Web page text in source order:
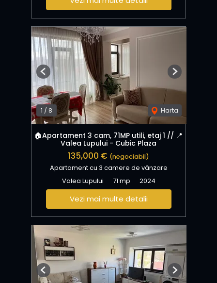
1 /8 Harta
Previous Next
🏠Apartament 3 cam, 71MP utili, etaj 1 // 📍
Valea Lupului - Cubic Plaza
135,000 € (negociabil)
Apartament cu 3 camere de vânzare
Valea Lupului
71 mp 2024
Vezi mai multe detalii
Previous Next